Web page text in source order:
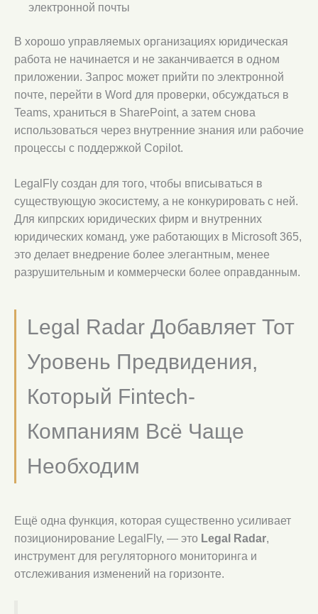
электронной почты
В хорошо управляемых организациях юридическая
работа не начинается и не заканчивается в одном
приложении. Запрос может прийти по электронной
почте, перейти в Word для проверки, обсуждаться в
Teams, храниться в SharePoint, а затем снова
использоваться через внутренние знания или рабочие
процессы с поддержкой Copilot.
LegalFly создан для того, чтобы вписываться в
существующую экосистему, а не конкурировать с ней.
Для кипрских юридических фирм и внутренних
юридических команд, уже работающих в Microsoft 365,
это делает внедрение более элегантным, менее
разрушительным и коммерчески более оправданным.
Legal Radar Добавляет Тот
Уровень Предвидения,
Который Fintech-
Компаниям Всё Чаще
Необходим
Ещё одна функция, которая существенно усиливает
позиционирование LegalFly, — это Legal Radar,
инструмент для регуляторного мониторинга и
отслеживания изменений на горизонте.